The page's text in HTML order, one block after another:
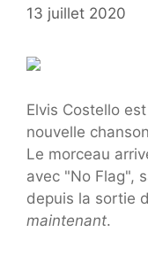
13 juillet 2020
Elvis Costello
nouvelle
Le morceau
avec "No Flag",
depuis la sortie
maintenant.